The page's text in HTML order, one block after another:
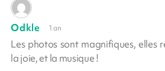
Odkle 1 an
Les photos sont magnifiques, elles
la joie, et la musique !